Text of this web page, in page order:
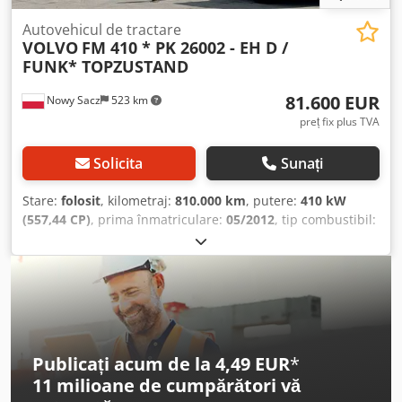
germană, italiană, ????? Laszlo – maghiară Costel – română
(Realizăm toate formalitățile pentru export, inclusiv
numere provizorii) Radek – ?????
Nowy Sacz 523 km
Autovehicul de tractare
VOLVO FM 410 * PK 26002 - EH D /
FUNK* TOPZUSTAND
81.600 EUR
preț fix plus TVA
Solicita Sunați
Stare: folosit, kilometraj: 810.000 km, putere: 410 kW
(557,44 CP), prima înmatriculare: 05/2012, tip combustibil:
26.000 kg
axe, culoare:portocaliu, tip de angrenaj:automat, clasă
Euro 4, lungimea spațiului de încărcare:
, lățimea spațiului de încărcare: 2.540 mm, An de
2012, Dotări:ABS, aer condiționat, macara
Volvo FM 410 / 6x2 Platformă 7,90 m + MACARA +
TELECOMANDĂ Fără accidente În stare bună! AN DE
FABRICAȚIE: 2012 KILOMETRAJ: 810.000 km DOTĂRI:
Chsdezm Eizjpfx Ah Esa - ABS - Închidere centralizată -
Publicați acum de la 4,49 EUR*
11 milioane de cumpărători vă